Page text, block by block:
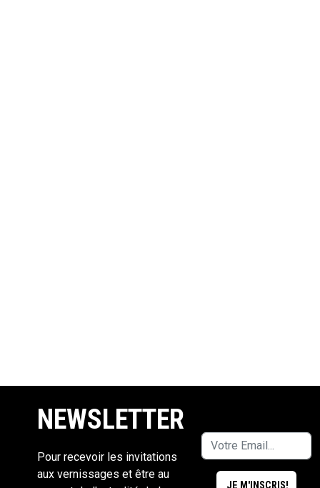
NEWSLETTER
Pour recevoir les invitations
aux vernissages et être au